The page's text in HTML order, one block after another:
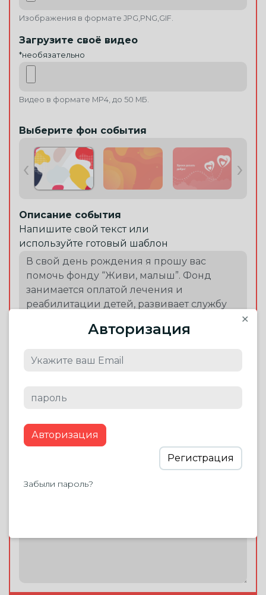
Изображения в формате JPG,PNG,GIF.
Загрузите своё видео
*необязательно
Видео в формате MP4, до 50 МБ.
Выберите фон события
‹ ›
Описание события
Напишите свой текст или
используйте готовый шаблон
участникам
или оставить как есть
Этот текст увидят участники события после
×
Авторизация
Авторизация
Регистрация
Забыли пароль?